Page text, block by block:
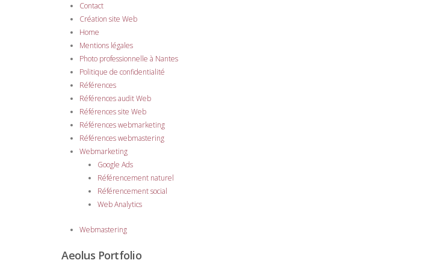
Contact
Création site Web
Home
Mentions légales
Photo professionnelle à Nantes
Politique de confidentialité
Références
Références audit Web
Références site Web
Références webmarketing
Références webmastering
Webmarketing
Google Ads
Référencement naturel
Référencement social
Web Analytics
Webmastering
Aeolus Portfolio